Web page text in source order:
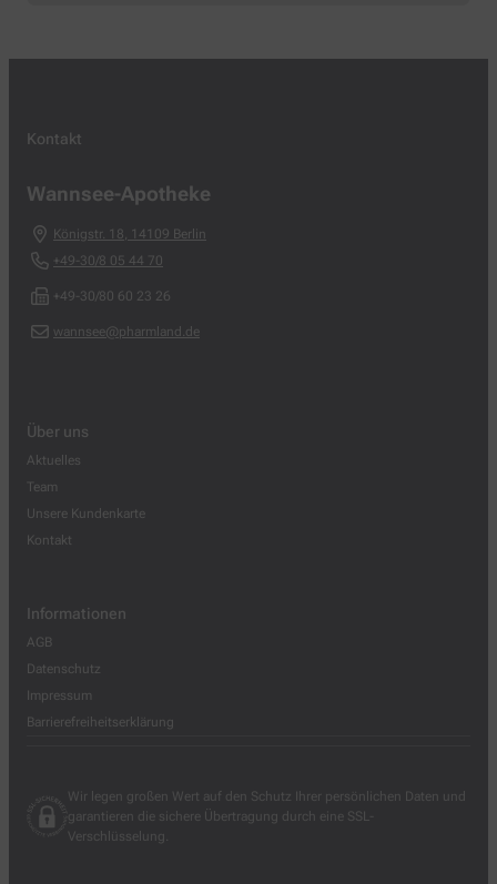
Kontakt
Wannsee-Apotheke
Königstr. 18 14109 Berlin
+49-30/8 05 44 70
+49-30/80 60 23 26
wannsee@pharmland.de
Über uns
Aktuelles
Team
Unsere Kundenkarte
Kontakt
Informationen
AGB
Datenschutz
Impressum
Barrierefreiheitserklärung
Wir legen großen Wert auf den Schutz Ihrer persönlichen Daten und
garantieren die sichere Übertragung durch eine SSL-
Verschlüsselung.